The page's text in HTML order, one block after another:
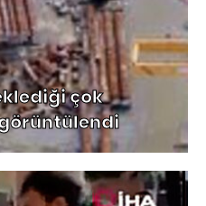
çok